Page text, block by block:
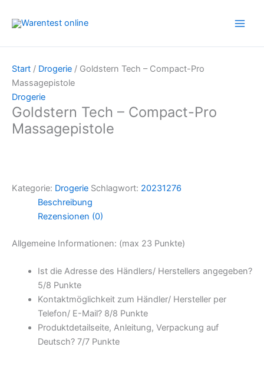
Inhalt
Start / Drogerie / Goldstern Tech – Compact-Pro
Massagepistole
Drogerie
Goldstern Tech – Compact-Pro
Massagepistole
Kategorie: Drogerie Schlagwort: 20231276
Beschreibung
Rezensionen (0)
Allgemeine Informationen: (max 23 Punkte)
Ist die Adresse des Händlers/ Herstellers angegeben?
5/8 Punkte
Kontaktmöglichkeit zum Händler/ Hersteller per
Telefon/ E-Mail? 8/8 Punkte
Produktdetailseite, Anleitung, Verpackung auf
Deutsch? 7/7 Punkte